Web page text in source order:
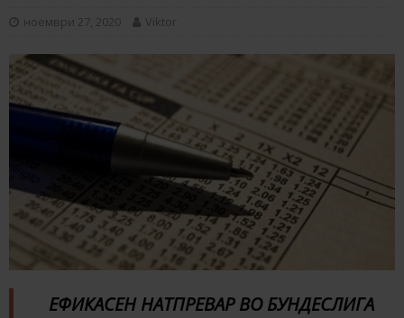
ноември 27, 2020 Viktor
ЕФИКАСЕН НАТПРЕВАР ВО БУНДЕСЛИГА